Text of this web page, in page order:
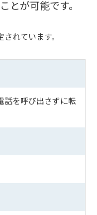
とが可能です。
れています。
話を呼び出さずに転